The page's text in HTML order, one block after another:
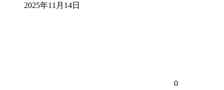
2025年11月14日
0